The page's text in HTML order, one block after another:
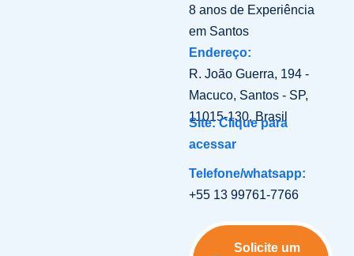
8 anos de Experiência
em Santos
Endereço:
R. João Guerra, 194 -
Macuco, Santos - SP,
11015-130, Brasil
Site: Clique para
acessar
Telefone/whatsapp:
+55 13 99761-7766
Solicite um